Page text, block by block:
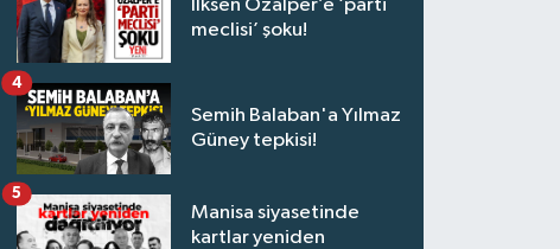
İlksen Özalper’e ‘parti
meclisi’ şoku!
Semih Balaban'a Yılmaz
Güney tepkisi!
4
Manisa siyasetinde
kartlar yeniden
5